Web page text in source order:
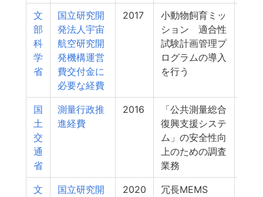
文
部
科
学
省
国立研究開
発法人宇宙
航空研究開
発機構運営
費交付金に
必要な経費
2017
小動物飼育ミッ
ション 適合性
試験計画管理プ
ログラムの導入
を行う
国
土
交
通
省
測量行政推
進経費
2016
「公共測量総合
復興支援システ
ム」の安全性向
上のための調査
業務
文
国立研究開
2020
冗長MEMS